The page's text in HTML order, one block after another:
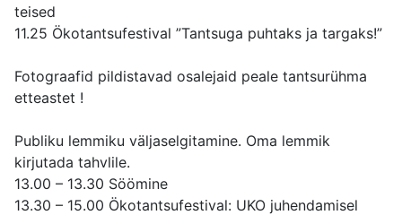
teised
11.25 Ökotantsufestival ”Tantsuga puhtaks ja targaks!”
Fotograafid pildistavad osalejaid peale tantsurühma
etteastet !
Publiku lemmiku väljaselgitamine. Oma lemmik
kirjutada tahvlile.
13.00 – 13.30 Söömine
13.30 – 15.00 Ökotantsufestival: UKO juhendamisel